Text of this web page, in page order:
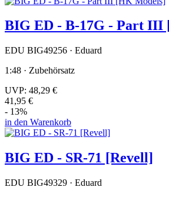
BIG ED - B-17G - Part III
EDU BIG49256 · Eduard
1:48 · Zubehörsatz
UVP: 48,29 €
41,95 €
- 13%
in den Warenkorb
BIG ED - SR-71 [Revell]
EDU BIG49329 · Eduard